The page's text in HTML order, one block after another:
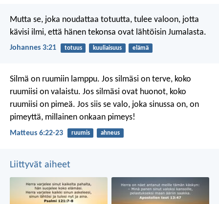
Mutta se, joka noudattaa totuutta, tulee valoon, jotta
kävisi ilmi, että hänen tekonsa ovat lähtöisin Jumalasta.
Johannes 3:21 totuus kuuliaisuus elämä
Silmä on ruumiin lamppu. Jos silmäsi on terve, koko
ruumiisi on valaistu. Jos silmäsi ovat huonot, koko
ruumiisi on pimeä. Jos siis se valo, joka sinussa on, on
pimeyttä, millainen onkaan pimeys!
Matteus 6:22-23 ruumis ahneus
Liittyvät aiheet